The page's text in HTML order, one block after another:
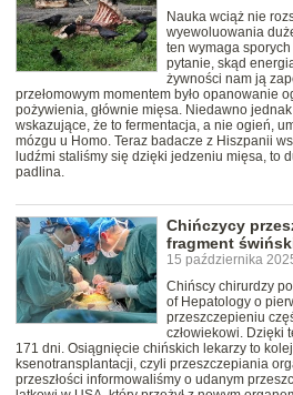
Nauka wciąż nie
wyewoluowania
ten wymaga
pytanie, skąd
żywności nam ją
przełomowym momentem było opanowanie
pożywienia, głównie mięsa. Niedawno
wskazujące, że to fermentacja, a nie ogień,
mózgu u Homo. Teraz badacze z Hiszpanii
ludźmi staliśmy się dzięki jedzeniu mięsa, to
padlina.
Chińczycy
fragment
15 października
Chińscy chirurdzy
of Hepatology o
przeszczepieniu
człowiekowi. Dzięki
171 dni. Osiągnięcie chińskich lekarzy to
ksenotransplantacji, czyli przeszczepiania
przeszłości informowaliśmy o udanym